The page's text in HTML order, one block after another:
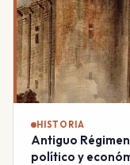
HISTORIA
Antiguo
político y